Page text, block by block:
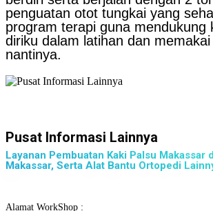
penguatan otot tungkai yang
program terapi guna mendukung
diriku dalam latihan dan
nantinya.
Pusat Informasi Lainnya
Layanan Pembuatan Kaki Palsu Makassar
Makassar, Serta Alat Bantu Ortopedi
Alamat WorkShop :